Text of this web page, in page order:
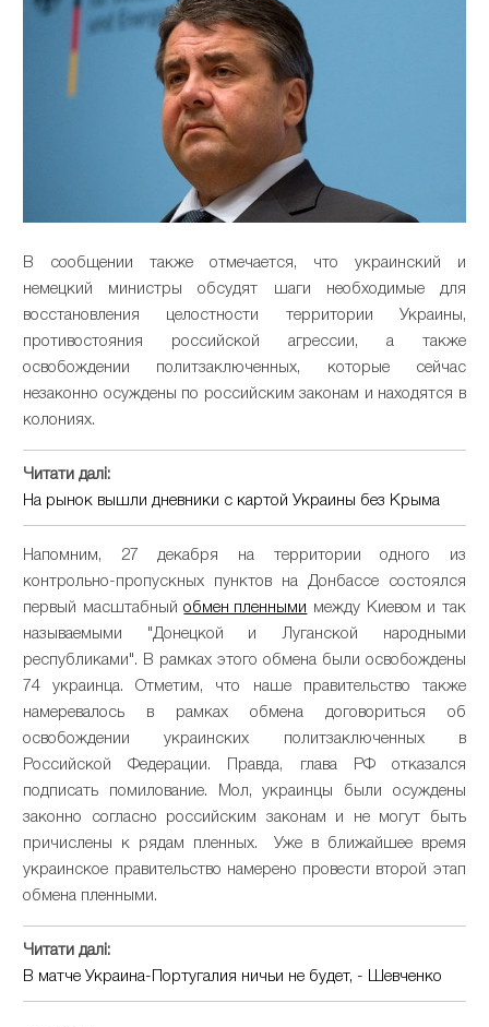
В сообщении также отмечается, что украинский и
немецкий министры обсудят шаги необходимые для
восстановления целостности территории Украины,
противостояния российской агрессии, а также
освобождении политзаключенных, которые сейчас
незаконно осуждены по российским законам и находятся в
колониях.
Читати далі:
На рынок вышли дневники с картой Украины без Крыма
Напомним, 27 декабря на территории одного из
контрольно-пропускных пунктов на Донбассе состоялся
первый масштабныйобмен пленными между Киевом и так
называемыми "Донецкой и Луганской народными
республиками". В рамках этого обмена были освобождены
74 украинца. Отметим, что наше правительство также
намеревалось в рамках обмена договориться об
освобождении украинских политзаключенных в
Российской Федерации. Правда, глава РФ отказался
подписать помилование. Мол, украинцы были осуждены
законно согласно российским законам и не могут быть
причислены к рядам пленных. Уже в ближайшее время
украинское правительство намерено провести второй этап
обмена пленными.
Читати далі:
В матче Украина-Португалия ничьи не будет, - Шевченко